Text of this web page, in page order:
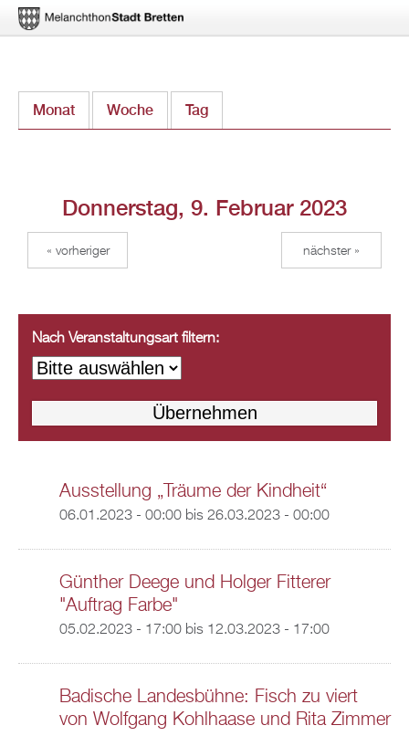
zum
Monat Woche Tag
Donnerstag, 9. Februar 2023
« vorheriger nächster »
Nach Veranstaltungsart filtern:
Ausstellung „Träume der Kindheit“
06.01.2023 - 00:00bis 26.03.2023 - 00:00
Günther Deege und Holger Fitterer
"Auftrag Farbe"
05.02.2023 - 17:00bis 12.03.2023 - 17:00
Badische Landesbühne: Fisch zu viert
von Wolfgang Kohlhaase und Rita Zimmer